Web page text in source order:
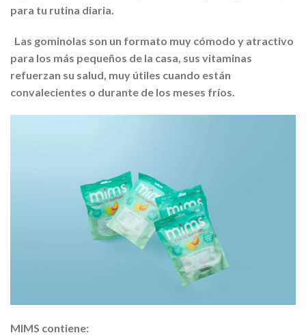
para tu rutina diaria.
Las gominolas son un formato muy cómodo y atractivo
para los más pequeños de la casa, sus vitaminas
refuerzan su salud, muy útiles cuando están
convalecientes o durante de los meses fríos.
MIMS contiene: